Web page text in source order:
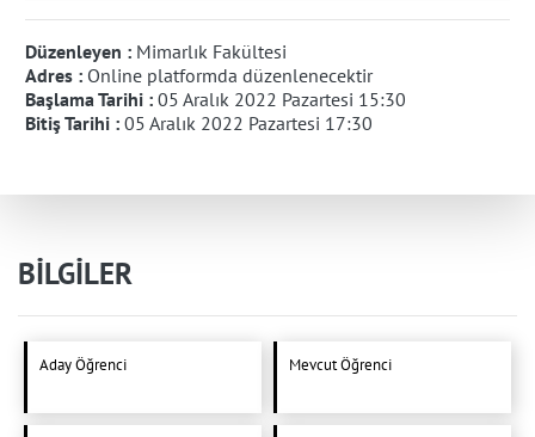
Düzenleyen : Mimarlık Fakültesi
Adres : Online platformda düzenlenecektir
Başlama Tarihi : 05 Aralık 2022 Pazartesi 15:30
Bitiş Tarihi : 05 Aralık 2022 Pazartesi 17:30
BİLGİLER
Aday Öğrenci Mevcut Öğrenci